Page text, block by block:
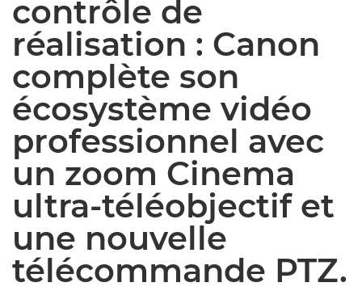
contrôle de
réalisation : Canon
complète son
écosystème vidéo
professionnel avec
un zoom Cinema
ultra-téléobjectif et
une nouvelle
télécommande PTZ.